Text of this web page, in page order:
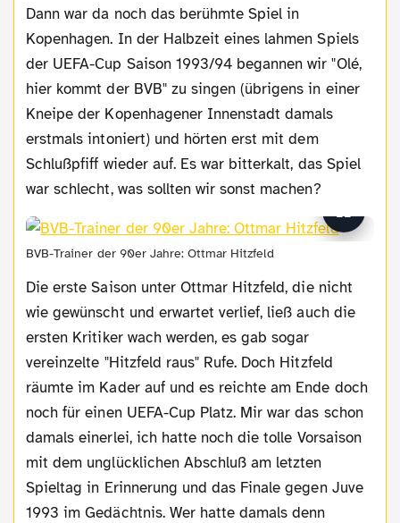
Dann war da noch das berühmte Spiel in
Kopenhagen. In der Halbzeit eines lahmen Spiels
der UEFA-Cup Saison 1993/94 begannen wir "Olé,
hier kommt der BVB" zu singen (übrigens in einer
Kneipe der Kopenhagener Innenstadt damals
erstmals intoniert) und hörten erst mit dem
Schlußpfiff wieder auf. Es war bitterkalt, das Spiel
war schlecht, was sollten wir sonst machen?
BVB-Trainer der 90er Jahre: Ottmar Hitzfeld
Die erste Saison unter Ottmar Hitzfeld, die nicht
wie gewünscht und erwartet verlief, ließ auch die
ersten Kritiker wach werden, es gab sogar
vereinzelte "Hitzfeld raus" Rufe. Doch Hitzfeld
räumte im Kader auf und es reichte am Ende doch
noch für einen UEFA-Cup Platz. Mir war das schon
damals einerlei, ich hatte noch die tolle Vorsaison
mit dem unglücklichen Abschluß am letzten
Spieltag in Erinnerung und das Finale gegen Juve
1993 im Gedächtnis. Wer hatte damals denn